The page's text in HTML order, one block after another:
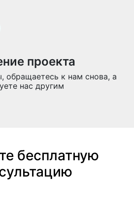
проекта
обращаетесь к нам снова, а
нас другим
бесплатную